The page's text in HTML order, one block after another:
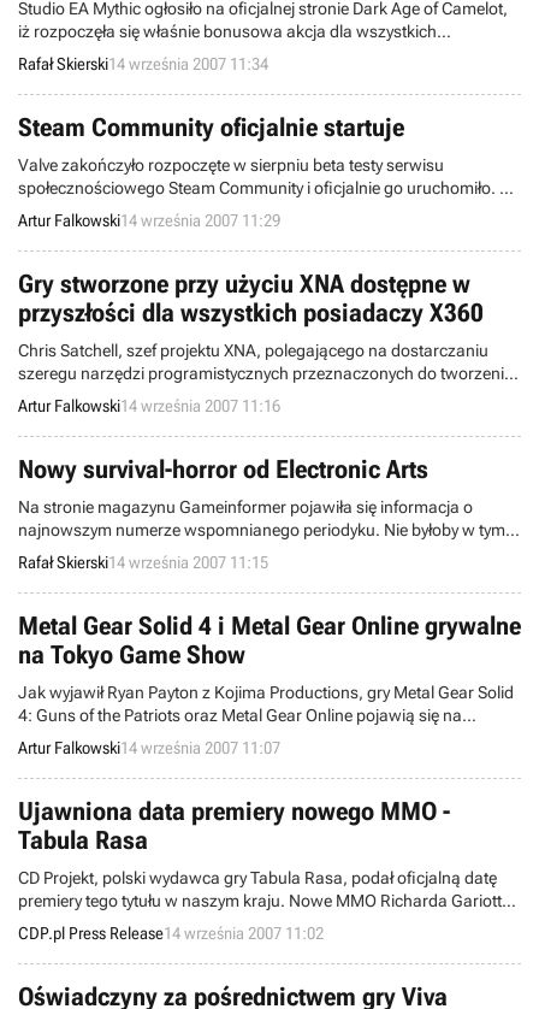
Studio EA Mythic ogłosiło na oficjalnej stronie Dark Age of Camelot,
iż rozpoczęła się właśnie bonusowa akcja dla wszystkich
subskrybentów wspomnianego przed chwilą MMORPG-a. Można
wygrać jeden darmowy miesiąc abonamentu.
Rafał Skierski14 września 2007 11:34
Steam Community oficjalnie startuje
Valve zakończyło rozpoczęte w sierpniu beta testy serwisu
społecznościowego Steam Community i oficjalnie go uruchomiło. Od
tej pory posiadacze kont w systemie e-dystrybucji Steam mogą
porozumiewać się ze sobą, łączyć w grupy, śledzić swoje
osiągnięcia i organizować wspólne rozgrywki.
Artur Falkowski14 września 2007 11:29
Gry stworzone przy użyciu XNA dostępne w
przyszłości dla wszystkich posiadaczy X360
Chris Satchell, szef projektu XNA, polegającego na dostarczaniu
szeregu narzędzi programistycznych przeznaczonych do tworzenia
gier na X360 (oraz PC) stwierdził, że za jakiś czas możemy
spodziewać się serwisu, który będzie tym dla zainteresowanych
XNA, czym stało się You Tube dla miłośników amatorskich filmików.
Artur Falkowski14 września 2007 11:16
Nowy survival-horror od Electronic Arts
Na stronie magazynu Gameinformer pojawiła się informacja o
najnowszym numerze wspomnianego periodyku. Nie byłoby w tym
nic szczególnego, gdyby nie to, iż okładka nowego wydania
prezentuje całkowicie nowy tytuł od Electronic Arts – Dead Space.
Rafał Skierski14 września 2007 11:15
Metal Gear Solid 4 i Metal Gear Online grywalne
na Tokyo Game Show
Jak wyjawił Ryan Payton z Kojima Productions, gry Metal Gear Solid
4: Guns of the Patriots oraz Metal Gear Online pojawią się na
tegorocznych targach Tokyo Game Show w grywalnych wersjach.
Artur Falkowski14 września 2007 11:07
Ujawniona data premiery nowego MMO -
Tabula Rasa
CD Projekt, polski wydawca gry Tabula Rasa, podał oficjalną datę
premiery tego tytułu w naszym kraju. Nowe MMO Richarda Gariotta,
twórcy m.in. Ultimy Online, pojawi się w sprzedaży 19 października
2007.
CDP.pl Press Release14 września 2007 11:02
Oświadczyny za pośrednictwem gry Viva